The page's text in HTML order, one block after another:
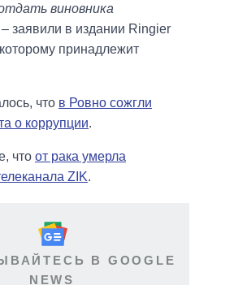
виновника
заявили в издании Ringier
принадлежит
что в Ровно сожгли
о коррупции.
что от рака умерла
ZIK.
В GOOGLE
NEWS